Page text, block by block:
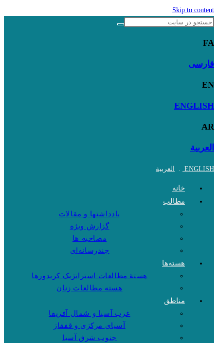
Skip to content
FA
فارسی
EN
ENGLISH
AR
العربية
ENGLISH
. العربية
خانه
مطالب
یادداشتها و مقالات
گزارش ویژه
مصاحبه ها
چندرسانه‌ای
هسته‌ها
هستهٔ مطالعات استراتژیک کریدورها
هسته مطالعات زنان
مناطق
غرب آسیا و شمال آفریقا
آسیای مرکزی و قفقاز
جنوب شرق آسیا